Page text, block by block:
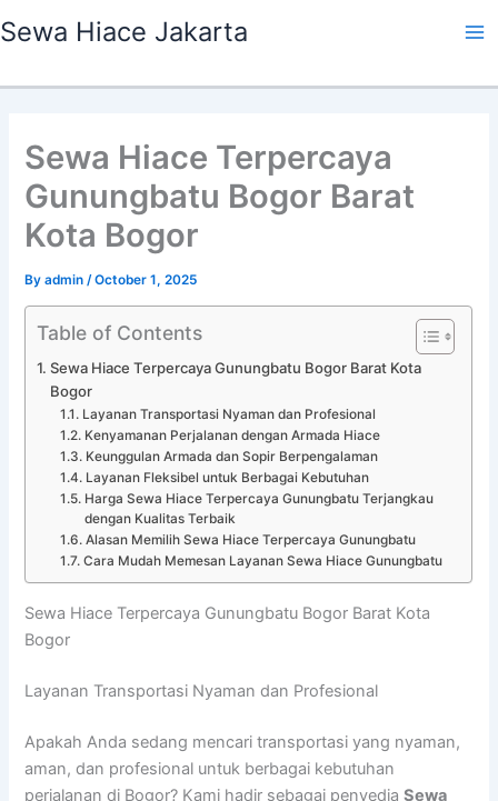
to
Sewa Hiace Jakarta
Sewa Hiace Terpercaya
Gunungbatu Bogor Barat
Kota Bogor
Byadmin /October 1, 2025
Table of Contents
Sewa Hiace Terpercaya Gunungbatu Bogor Barat Kota
Bogor
Layanan Transportasi Nyaman dan Profesional
Kenyamanan Perjalanan dengan Armada Hiace
Keunggulan Armada dan Sopir Berpengalaman
Layanan Fleksibel untuk Berbagai Kebutuhan
Harga Sewa Hiace Terpercaya Gunungbatu Terjangkau
dengan Kualitas Terbaik
Alasan Memilih Sewa Hiace Terpercaya Gunungbatu
Cara Mudah Memesan Layanan Sewa Hiace Gunungbatu
Sewa Hiace Terpercaya Gunungbatu Bogor Barat Kota
Bogor
Layanan Transportasi Nyaman dan Profesional
Apakah Anda sedang mencari transportasi yang nyaman,
aman, dan profesional untuk berbagai kebutuhan
perjalanan di Bogor? Kami hadir sebagai penyediaSewa